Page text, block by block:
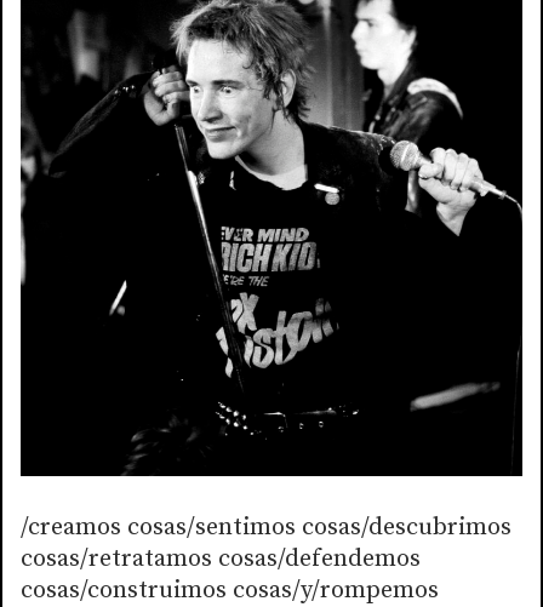
/creamos cosas/sentimos cosas/descubrimos
cosas/retratamos cosas/defendemos
cosas/construimos cosas/y/rompemos